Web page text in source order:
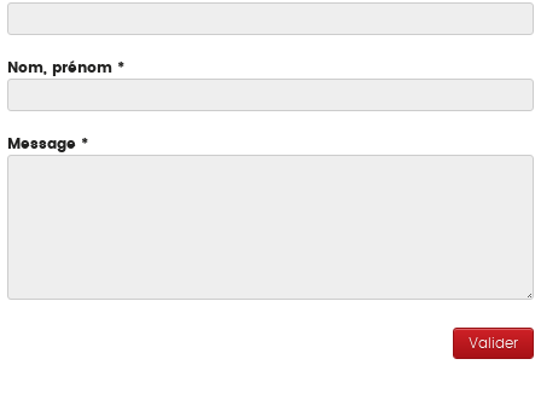
Nom, prénom *
Message *
Valider